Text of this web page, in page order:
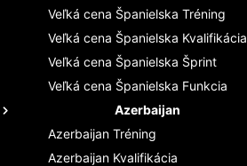
Veľká cena Španielska Tréning
Veľká cena Španielska Kvalifikácia
Veľká cena Španielska Šprint
Veľká cena Španielska Funkcia
Azerbaijan
Azerbaijan Tréning
Azerbaijan Kvalifikácia